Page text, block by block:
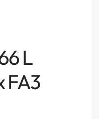
L
FA3